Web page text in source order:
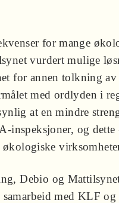
for mange
vurdert mulige
for annen tolkning av
med ordlyden i
at en mindre
inspeksjoner, og
Debio og
med KLF og